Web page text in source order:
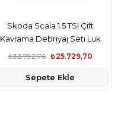
Skoda Scala 1.5 TSI Çift
Kavrama Debriyaj Seti Luk
Marka 0AM198142AC
₺25.729,70
₺32.792,76
Sepete Ekle